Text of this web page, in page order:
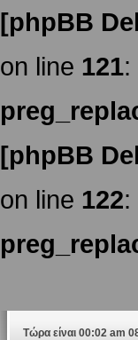
[phpBB
on line 121:
[phpBB
on line 122:
Τώρα είναι 00:02 am